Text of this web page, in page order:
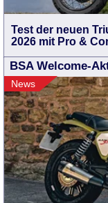
Test der neuen
2026 mit Pro &
BSA Welcome-
News